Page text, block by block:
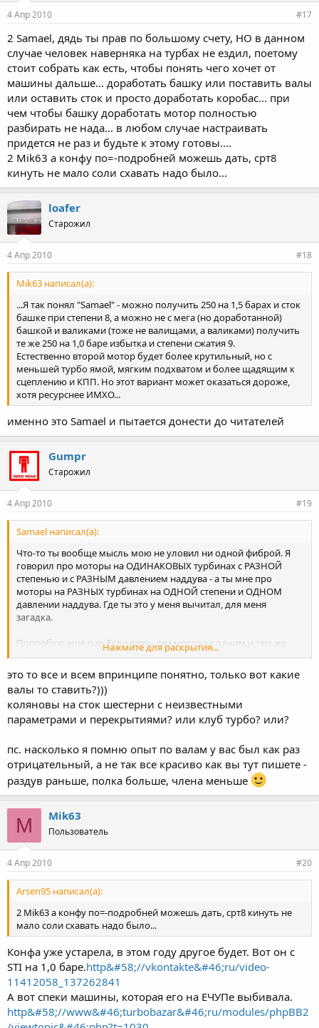
4 Апр 2010 #17
2 Samael, дядь ты прав по большому счету, НО в данном
случае человек наверняка на турбах не ездил, поетому
стоит собрать как есть, чтобы понять чего хочет от
машины дальше... доработать башку или поставить валы
или оставить сток и просто доработать коробас... при
чем чтобы башку доработать мотор полностью
разбирать не нада... в любом случае настраивать
придется не раз и будьте к этому готовы....
2 Mik63 а конфу по=-подробней можешь дать, срт8
кинуть не мало соли схавать надо было...
loafer
Старожил
4 Апр 2010 #18
Mik63 написал(а):
...Я так понял "Samael" - можно получить 250 на 1,5 барах и сток
башке при степени 8, а можно не с мега (но доработанной)
башкой и валиками (тоже не валищами, а валиками) получить
те же 250 на 1,0 баре избытка и степени сжатия 9.
Естественно второй мотор будет более крутильный, но с
меньшей турбо ямой, мягким подхватом и более щадящим к
сцеплению и КПП. Но этот вариант может оказаться дороже,
хотя ресурснее ИМХО...
именно это Samael и пытается донести до читателей
Gumpr
Старожил
4 Апр 2010 #19
Samael написал(а):
Что-то ты вообще мысль мою не уловил ни одной фиброй. Я
говорил про моторы на ОДИНАКОВЫХ турбинах с РАЗНОЙ
степенью и с РАЗНЫМ давлением наддува - а ты мне про
моторы на РАЗНЫХ турбинах на ОДНОЙ степени и ОДНОМ
давлении наддува. Где ты это у меня вычитал, для меня
загадка.
Попробую ещё раз. Если взять два мотора с одним и тем же
турбокомпрессором, в нашем случае это TD04L, но один мотор
наддув 1 бар со степенью 9:1, то ездить эти моторы будут
условно на одном и том же октане бензина, развивать
одинаковыую мощность (второй мотор за счёт распредвалов)
и далее по списку, как я писал в самом начале в вариациями в
Можно другой вариант: оба мотора на TD04L, оба на степени
8:1, но один на сток валах и давлении 1.5, а другой на турбовых
валах и давлении 1-1.2. Мощность опять же может быть
одинаковая, только первый мотор будет ездить на 98-м
бензине, а второй на 95-м бензине.
При этом второй мотор во всех случая будет более ровным и с
грамотными валами раздуваться будет раньше чем на стоках,
и характеристика момента будет менее горбатая, и нагрузки на
максимальный крутящий момент) и при этом почти всегда
остаётся запас (кроме случаев, когда степень поднята до
предела и запаса по октану нет) дунуть больше и получить
ещё больше лошадок.
P.S. Цифры могут быть не совсем точными и приведены для
наглядности сравнения.
Нажмите для раскрытия...
это то все и всем впринципе понятно, только вот какие
валы то ставить?)))
коляновы на сток шестерни с неизвестными
параметрами и перекрытиями? или клуб турбо? или?
пс. насколько я помню опыт по валам у вас был как раз
отрицательный, а не так все красиво как вы тут пишете -
раздув раньше, полка больше, члена меньше
M Mik63
Пользователь
4 Апр 2010 #20
Arsen95 написал(а):
2 Mik63 а конфу по=-подробней можешь дать, срт8 кинуть не
мало соли схавать надо было...
Конфа уже устарела, в этом году другое будет. Вот он с
STI на 1,0 баре.http&#58;//vkontakte&#46;ru/video-
11412058_137262841
А вот спеки машины, которая его на ЕЧУПе выбивала.
http&#58;//www&#46;turbobazar&#46;ru/modules/phpBB2